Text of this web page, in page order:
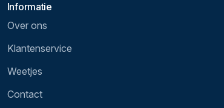
Informatie
Over ons
Klantenservice
Weetjes
Contact